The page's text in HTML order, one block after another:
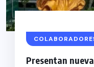
Presentan